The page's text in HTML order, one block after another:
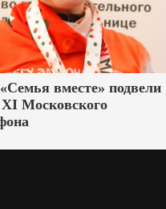
вместе» подвели
XI Московского